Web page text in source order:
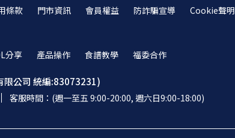
條款 門市資訊 會員權益 防詐騙宣導 Cookie聲明
分享 產品操作 食譜教學 福委合作
限公司 統編:83073231)
客服時間：(週一至五 9:00-20:00, 週六日9:00-18:00)